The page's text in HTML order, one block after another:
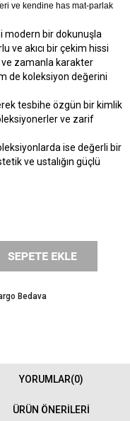
ve kendine has mat-parlak
modern bir dokunuşla
ve akıcı bir çekim hissi
ve zamanla karakter
de koleksiyon değerini
tesbihe özgün bir kimlik
ve zarif
ise değerli bir
ve ustalığın güçlü
Bedava
YORUMLAR(0)
ÜRÜN ÖNERILERI